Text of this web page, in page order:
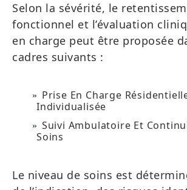
Selon la sévérité, le
fonctionnel et l’évaluation
en charge peut être proposée
cadres suivants :
Prise En Charge
Individualisée
Suivi Ambulatoire Et
Soins
Le niveau de soins est